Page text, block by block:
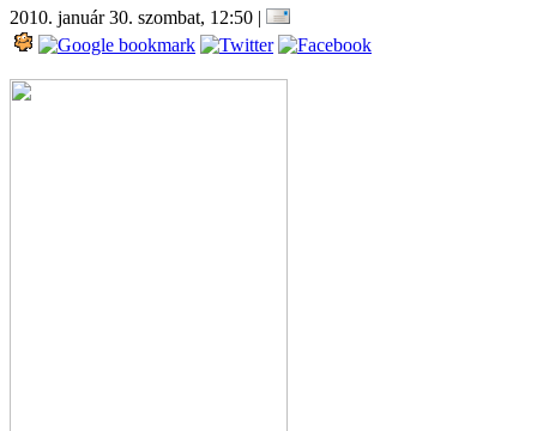
2010. január 30. szombat, 12:50 |